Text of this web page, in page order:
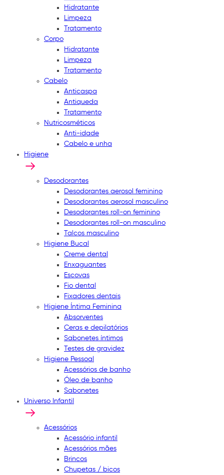
Hidratante
Limpeza
Tratamento
Corpo
Hidratante
Limpeza
Tratamento
Cabelo
Anticaspa
Antiqueda
Tratamento
Nutricosméticos
Anti-idade
Cabelo e unha
Higiene
Desodorantes
Desodorantes aerosol feminino
Desodorantes aerosol masculino
Desodorantes roll-on feminino
Desodorantes roll-on masculino
Talcos masculino
Higiene Bucal
Creme dental
Enxaguantes
Escovas
Fio dental
Fixadores dentais
Higiene Íntima Feminina
Absorventes
Ceras e depilatórios
Sabonetes íntimos
Testes de gravidez
Higiene Pessoal
Acessórios de banho
Óleo de banho
Sabonetes
Universo Infantil
Acessórios
Acessório infantil
Acessórios mães
Brincos
Chupetas / bicos